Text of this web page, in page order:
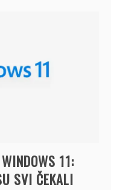
11:
SVI ČEKALI